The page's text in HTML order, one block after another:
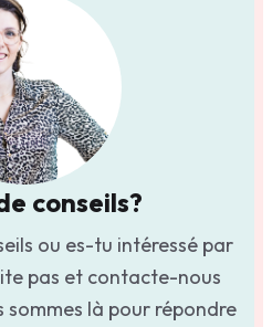
conseils?
ou es-tu intéressé par
pas et contacte-nous
sommes là pour répondre